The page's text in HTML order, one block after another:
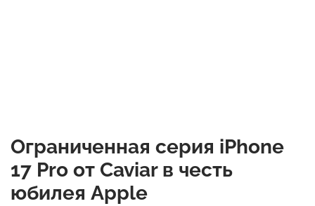
Ограниченная серия iPhone
17 Pro от Caviar в честь
юбилея Apple